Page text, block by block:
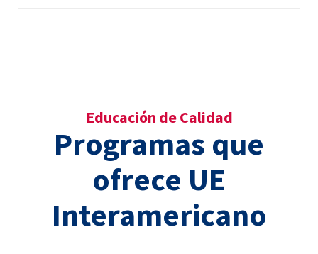
Educación de Calidad
Programas que
ofrece UE
Interamericano